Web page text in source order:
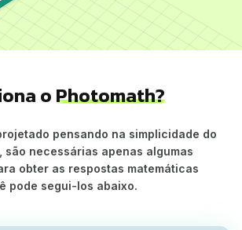
o Photomath?
pensando na simplicidade do
são necessárias apenas algumas
obter as respostas matemáticas
pode segui-los abaixo.